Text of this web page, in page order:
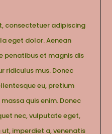
consectetuer adipiscing
eget dolor. Aenean
penatibus et magnis dis
ridiculus mus. Donec
eu, pretium
quis enim. Donec
nec, vulputate eget,
ut, imperdiet a, venenatis